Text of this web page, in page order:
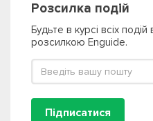
Розсилка подій
Будьте в курсі всіх подій
розсилкою Enguide.
Підписатися